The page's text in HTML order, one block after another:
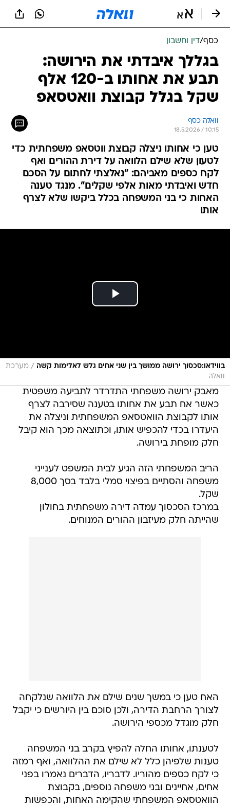
כסף/דין וחשבון
בגללך איבדתי את הירושה:
תבע את אחותו ב-120 אלף
שקל בגלל קבוצת וואטסאפ
וואלה כסף
18.5.2026 / 10:15
טען כי אחותו ניצלה קבוצת ווטסאפ משפחתית כדי
לטעון שלא שילם הלוואה על דירת ההורים ואף
לקח כספים מאביהם: "נאלצתי לחתום על הסכם
חדש ואיבדתי מאות אלפי שקלים". מנגד טענה
האחות כי בני המשפחה בכלל ביקשו שלא לצרף
אותו
בווידאו:סכסוך ירושה ממושך בין שני אחים גלש לאלימות קשה / מערכת
וואלה
מאבק ירושה משפחתי התדרדר לתביעה משפטית
כאשר אח תבע את אחותו בטענה שסירבה לצרף
אותו לקבוצת הוואטסאפ המשפחתית וניצלה את
היעדרו בכדי להכפיש אותו, וכתוצאה מכך הוא קיבל
חלק מופחת בירושה.
הריב המשפחתי הזה הגיע לבית המשפט לענייני
משפחה והסתיים בפיצוי סמלי בלבד בסך 8,000
שקל.
במרכז הסכסוך עמדה דירה משפחתית בחולון
שהייתה חלק מעיזבון ההורים המנוחים.
האח טען כי במשך שנים שילם את הלוואה שנלקחה
לצורך הרחבת הדירה, ולכן סוכם בין היורשים כי יקבל
חלק מוגדל מכספי הירושה.
לטענתו, אחותו החלה להפיץ בקרב בני המשפחה
טענות שלפיהן כלל לא שילם את ההלוואה, ואף רמזה
כי לקח כספים מהוריו. לדבריו, הדברים נאמרו בפני
אחים, אחיינים ובני משפחה נוספים, בקבוצת
הוואטסאפ המשפחתי שהקימה האחות, והכפשות